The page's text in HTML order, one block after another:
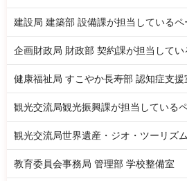
建設局 建築部 設備課が担当しているペ
企画財政局 財政部 契約課が担当して
健康福祉局 すこやか長寿部 認知症支援
観光交流局観光振興課が担当している
観光交流局世界遺産・ジオ・ツーリズ
教育委員会事務局 管理部 学校整備室